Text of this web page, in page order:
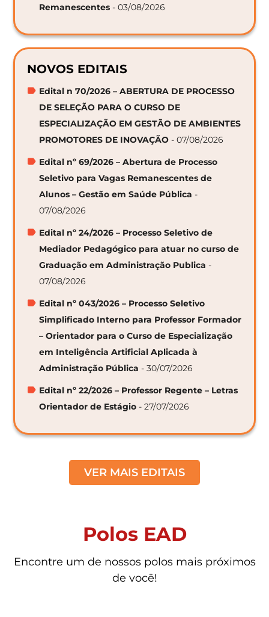
Remanescentes - 03/08/2026
NOVOS EDITAIS
Edital n 70/2026 – ABERTURA DE PROCESSO
DE SELEÇÃO PARA O CURSO DE
ESPECIALIZAÇÃO EM GESTÃO DE AMBIENTES
PROMOTORES DE INOVAÇÃO - 07/08/2026
Edital nº 69/2026 – Abertura de Processo
Seletivo para Vagas Remanescentes de
Alunos – Gestão em Saúde Pública -
07/08/2026
Edital nº 24/2026 – Processo Seletivo de
Mediador Pedagógico para atuar no curso de
Graduação em Administração Publica -
07/08/2026
Edital nº 043/2026 – Processo Seletivo
Simplificado Interno para Professor Formador
– Orientador para o Curso de Especialização
em Inteligência Artificial Aplicada à
Administração Pública - 30/07/2026
Edital nº 22/2026 – Professor Regente – Letras
Orientador de Estágio - 27/07/2026
VER MAIS EDITAIS
Polos EAD
Encontre um de nossos polos mais próximos
de você!